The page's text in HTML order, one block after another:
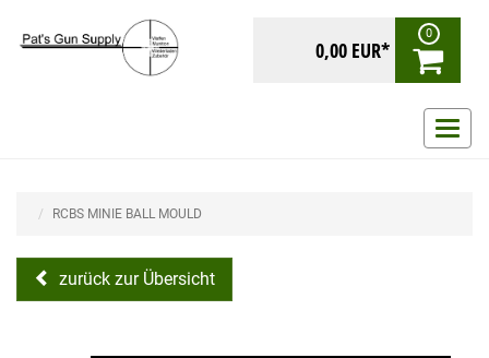
0,00 EUR*
0
ein-/
RCBS MINIE BALL MOULD
zurück zur Übersicht